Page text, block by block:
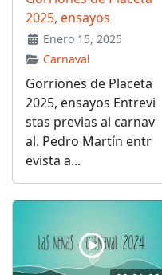
2025, ensayos
Enero 15, 2025
Carnaval
Gorriones de Placeta
2025, ensayos Entrevi
stas previas al carnav
al. Pedro Martín entr
evista a...